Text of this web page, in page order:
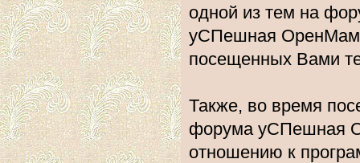
одной из тем на
уСПешная
посещенных Вами
Также, во время
форума уСПешная
отношению к